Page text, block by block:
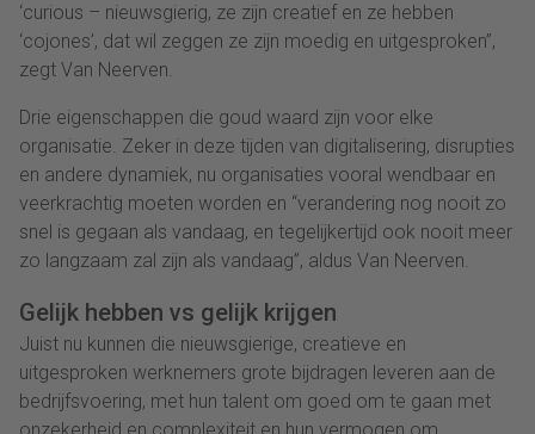
‘curious – nieuwsgierig, ze zijn creatief en ze hebben
‘cojones’, dat wil zeggen ze zijn moedig en uitgesproken”,
zegt Van Neerven.
Drie eigenschappen die goud waard zijn voor elke
organisatie. Zeker in deze tijden van digitalisering, disrupties
en andere dynamiek, nu organisaties vooral wendbaar en
veerkrachtig moeten worden en “verandering nog nooit zo
snel is gegaan als vandaag, en tegelijkertijd ook nooit meer
zo langzaam zal zijn als vandaag”, aldus Van Neerven.
Gelijk hebben vs gelijk krijgen
Juist nu kunnen die nieuwsgierige, creatieve en
uitgesproken werknemers grote bijdragen leveren aan de
bedrijfsvoering, met hun talent om goed om te gaan met